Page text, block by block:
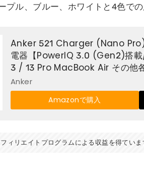
プル、ブルー、ホワイトと4色での
Anker 521 Charger (Nano
電器【PowerIQ 3.0 (Gen2)搭載
3 / 13 Pro MacBook Air その他
Anker
Amazonで購入
ィリエイトプログラムによる収益を得ていま